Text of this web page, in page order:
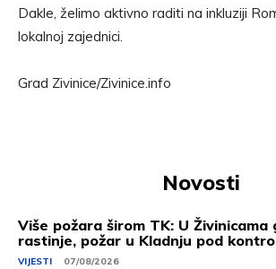
Dakle, želimo aktivno raditi na inkluziji
lokalnoj zajednici.
Grad Zivinice/Zivinice.info
Novosti
Više požara širom TK: U Živinicama
rastinje, požar u Kladnju pod
VIJESTI 07/08/2026